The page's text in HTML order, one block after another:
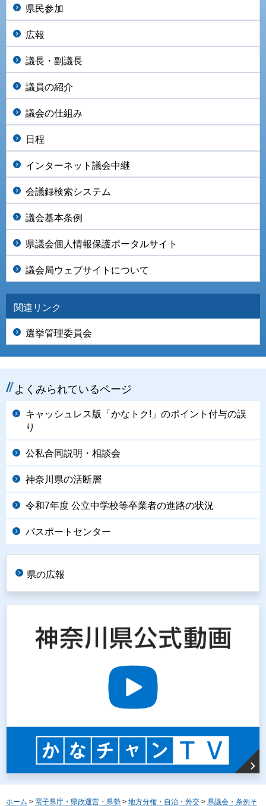
県民参加
広報
議長・副議長
議員の紹介
議会の仕組み
日程
インターネット議会中継
会議録検索システム
議会基本条例
県議会個人情報保護ポータルサイト
議会局ウェブサイトについて
関連リンク
選挙管理委員会
よくみられているページ
キャッシュレス版「かなトク!」のポイント付与の誤
り
公私合同説明・相談会
神奈川県の活断層
令和7年度 公立中学校等卒業者の進路の状況
パスポートセンター
県の広報
ホーム > 電子県庁・県政運営・県勢 > 地方分権・自治・外交 > 県議会・条例そ